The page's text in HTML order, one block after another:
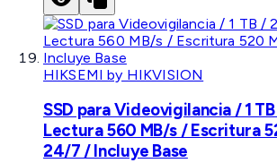
HIKSEMI by HIKVISION
SSD para Videovigilancia / 1
Lectura 560 MB/s / Escritura
24/7 / Incluye Base